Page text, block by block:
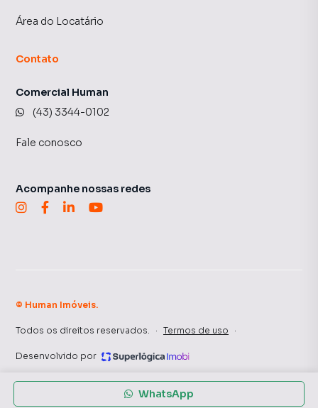
WhatsApp
Área do Locatário
Contato
Comercial Human
(43) 3344-0102
Fale conosco
Acompanhe nossas redes
© Human Imóveis.
Todos os direitos reservados. · Termos de uso ·
Desenvolvido por